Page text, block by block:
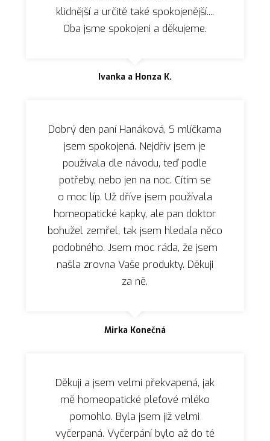
klidnější a určitě také spokojenější....
Oba jsme spokojeni a děkujeme.
Ivanka a Honza K.
Dobrý den paní Hanáková, S mlíčkama
jsem spokojená. Nejdřív jsem je
používala dle návodu, teď podle
potřeby, nebo jen na noc. Cítím se
o moc líp. Už dříve jsem používala
homeopatické kapky, ale pan doktor
bohužel zemřel, tak jsem hledala něco
podobného. Jsem moc ráda, že jsem
našla zrovna Vaše produkty. Děkuji
za ně.
Mirka Konečná
Děkuji a jsem velmi překvapená, jak
mě homeopatické pleťové mléko
pomohlo. Byla jsem již velmi
vyčerpaná. Vyčerpání bylo až do té